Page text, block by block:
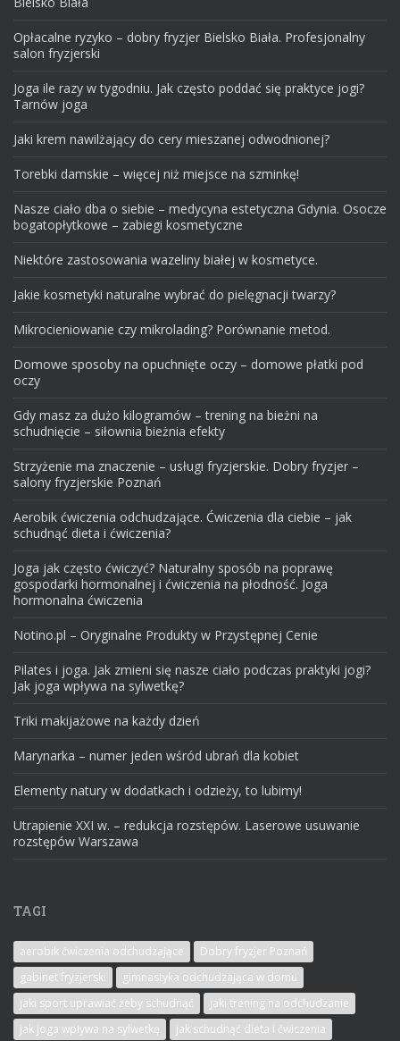
Opłacalne ryzyko – dobry fryzjer Bielsko Biała. Profesjonalny
salon fryzjerski
Joga ile razy w tygodniu. Jak często poddać się praktyce jogi?
Tarnów joga
Jaki krem nawilżający do cery mieszanej odwodnionej?
Torebki damskie – więcej niż miejsce na szminkę!
Nasze ciało dba o siebie – medycyna estetyczna Gdynia. Osocze
bogatopłytkowe – zabiegi kosmetyczne
Niektóre zastosowania wazeliny białej w kosmetyce.
Jakie kosmetyki naturalne wybrać do pielęgnacji twarzy?
Mikrocieniowanie czy mikrolading? Porównanie metod.
Domowe sposoby na opuchnięte oczy – domowe płatki pod
oczy
Gdy masz za dużo kilogramów – trening na bieżni na
schudnięcie – siłownia bieżnia efekty
Strzyżenie ma znaczenie – usługi fryzjerskie. Dobry fryzjer –
salony fryzjerskie Poznań
Aerobik ćwiczenia odchudzające. Ćwiczenia dla ciebie – jak
schudnąć dieta i ćwiczenia?
Joga jak często ćwiczyć? Naturalny sposób na poprawę
gospodarki hormonalnej i ćwiczenia na płodność. Joga
hormonalna ćwiczenia
Notino.pl – Oryginalne Produkty w Przystępnej Cenie
Pilates i joga. Jak zmieni się nasze ciało podczas praktyki jogi?
Jak joga wpływa na sylwetkę?
Triki makijażowe na każdy dzień
Marynarka – numer jeden wśród ubrań dla kobiet
Elementy natury w dodatkach i odzieży, to lubimy!
Utrapienie XXI w. – redukcja rozstępów. Laserowe usuwanie
rozstępów Warszawa
TAGI
aerobik ćwiczenia odchudzające
Dobry fryzjer Poznań
gabinet fryzjerski
gimnastyka odchudzająca w domu
jaki sport uprawiać żeby schudnąć
jaki trening na odchudzanie
jak joga wpływa na sylwetkę
jak schudnąć dieta i ćwiczenia